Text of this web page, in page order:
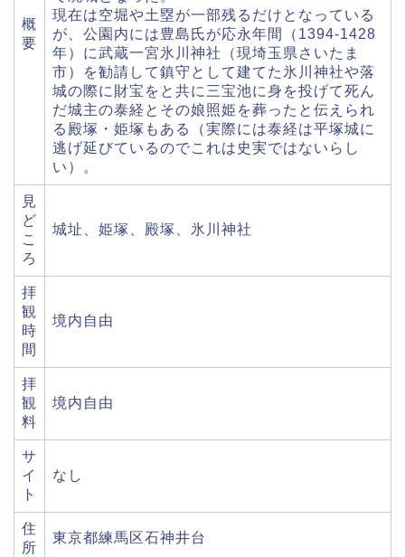
概
要
現在は空堀や土塁が一部残るだけとなっている
が、公園内には豊島氏が応永年間（1394-1428
年）に武蔵一宮氷川神社（現埼玉県さいたま
市）を勧請して鎮守として建てた氷川神社や落
城の際に財宝をと共に三宝池に身を投げて死ん
だ城主の泰経とその娘照姫を葬ったと伝えられ
る殿塚・姫塚もある（実際には泰経は平塚城に
逃げ延びているのでこれは史実ではないらし
い）。
見
ど
こ
ろ
城址、姫塚、殿塚、氷川神社
拝
観
時
間
境内自由
拝
観
料
境内自由
サ
イ
ト
なし
住
所
東京都練馬区石神井台